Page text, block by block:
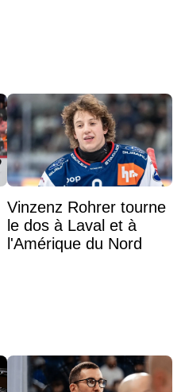
Vinzenz Rohrer tourne
le dos à Laval et à
l'Amérique du Nord